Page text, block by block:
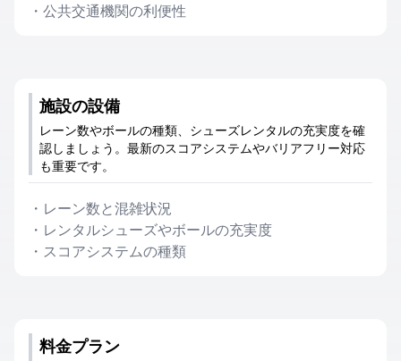
・ 公共交通機関の利便性
施設の設備
レーン数やボールの種類、シューズレンタルの充実度を確
認しましょう。最新のスコアシステムやバリアフリー対応
も重要です。
・ レーン数と混雑状況
・ レンタルシューズやボールの充実度
・ スコアシステムの種類
料金プラン